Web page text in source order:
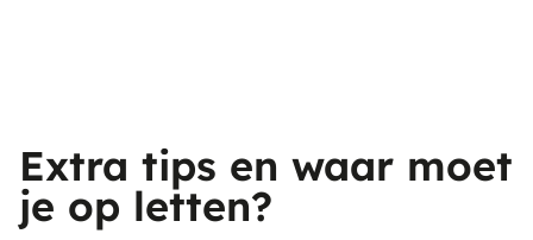
Extra tips en waar moet
je op letten?